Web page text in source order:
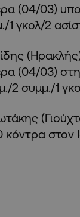
(04/03)
1 γκολ/2
(04/03)
2 συμμ./1
στον